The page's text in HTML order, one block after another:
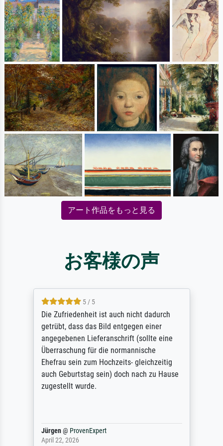
アート作品をもっと見る
お客様の声
5 / 5
Die Zufriedenheit ist auch nicht dadurch
getrübt, dass das Bild entgegen einer
angegebenen Lieferanschrift (sollte eine
Überraschung für die normannische
Ehefrau sein zum Hochzeits- gleichzeitig
auch Geburtstag sein) doch nach zu Hause
zugestellt wurde.
Jürgen@ ProvenExpert
April 22, 2026